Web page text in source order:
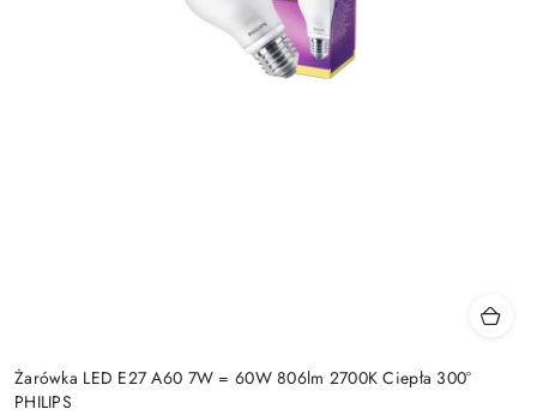
Żarówka LED E27 A60 7W = 60W 806lm 2700K Ciepła 300°
PHILIPS